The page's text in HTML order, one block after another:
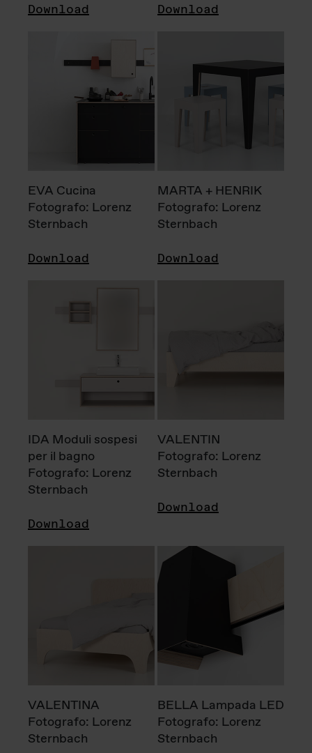
Download Download
EVA Cucina
Fotografo: Lorenz
Sternbach
Download
MARTA + HENRIK
Fotografo: Lorenz
Sternbach
Download
IDA Moduli sospesi
per il bagno
Fotografo: Lorenz
Sternbach
Download
VALENTIN
Fotografo: Lorenz
Sternbach
Download
VALENTINA
Fotografo: Lorenz
Sternbach
BELLA Lampada LED
Fotografo: Lorenz
Sternbach